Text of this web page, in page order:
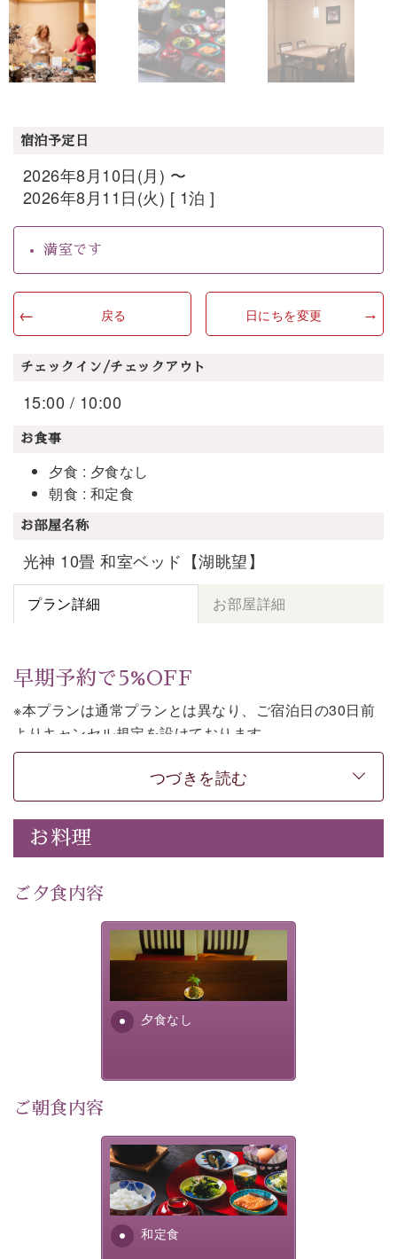
宿泊予定日
2026年8月10日(月) 〜
2026年8月11日(火) [ 1泊 ]
満室です
戻る 日にちを変更
チェックイン/チェックアウト
15:00 / 10:00
お食事
夕食 : 夕食なし
朝食 : 和定食
お部屋名称
光神 10畳 和室ベッド【湖眺望】
プラン詳細 お部屋詳細
早期予約で5%OFF
※本プランは通常プランとは異なり、ご宿泊日の30日前
よりキャンセル規定を設けております。
※本プランは朝食付きのプランです。2食付きでご利用ご
【公式限定価格】早割プラン（30日前
まで）」をご利用ください。
上諏訪温泉しんゆでは、30日前までのご予約で、5%割
意しております。
諏訪湖の穏やかな景色、心身を解きほぐす温泉、そして
温かいおもてなし。ご滞在を楽しみに待つ日々が旅をよ
り特別なものにしてくれます。
早めのご予約で、お得に癒しのひとときをお過ごしくだ
滞在いただけるよう
30項目以上からなる独自の衛生・消毒プログラムの基、
徹底した衛生管理を行っております。
-------------------------------------------------
・宿泊料金5%OFF
つづきを読む
お料理
ご夕食内容
夕食なし
夕食なしご夕食を追加される
場合は、二食付きのプランを
お選びくださいませ。
ご朝食内容
和定食
さっぱりとした和食膳に使わ
れる食材は、諏訪の名産品を
ふんだんに取り入れ、安心・
安全を心掛けた長野県産...